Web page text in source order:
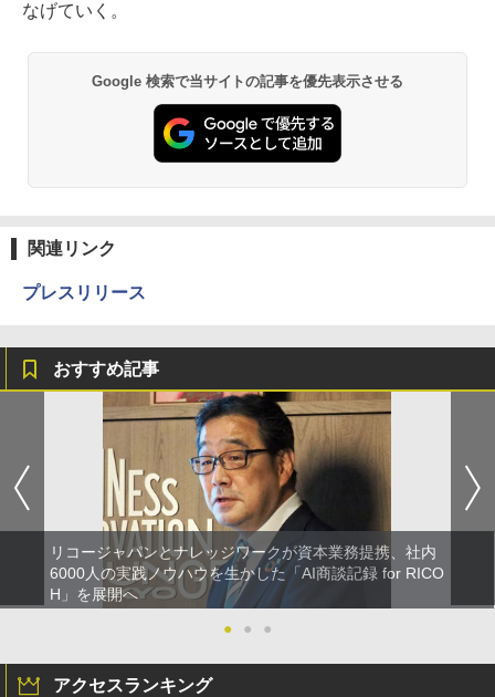
なげていく。
Google 検索で当サイトの記事を優先表示させる
関連リンク
プレスリリース
おすすめ記事
リコージャパンとナレッジワークが資本業務提携、社内
6000人の実践ノウハウを生かした「AI商談記録 for RICO
H」を展開へ
●
● ●
アクセスランキング